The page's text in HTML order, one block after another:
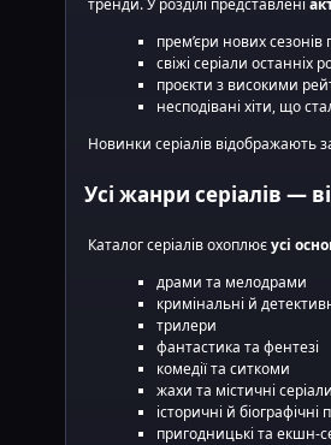
тренди. У розділі представлені
прем’єри нових
свіжі серіали останніх
проєкти з високими
несподівані хіти, що
Новинки серіалів відображають
Усі жанри серіалів —
Каталог серіалів охоплюєусі
драми та мелодрами
кримінальні й
трилери
фантастика та фентезі
комедії та ситкоми
жахи та містичні серіали
історичні й біографічні
пригодницькі та екшн-